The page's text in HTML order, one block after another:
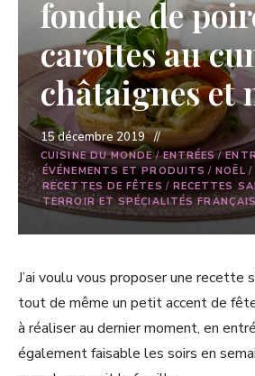
fondue de
carottes au
châtaignes et
15 décembre 2019
CUISINE DU MONDE/ENTRÉES/
ÉVÉNEMENTS ET PRODUITS / NOËL /
RECETTES DE FÊTES / RECETTES
TERROIR ET SPÉCIALITÉS
J’ai voulu vous proposer une recette
tout de même un petit accent de
à réaliser au dernier moment, en
également faisable les soirs en